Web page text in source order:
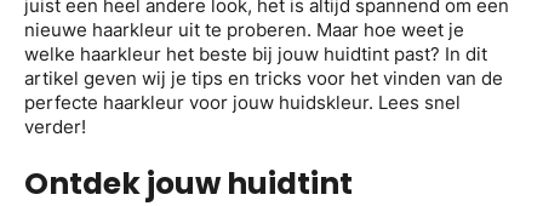
juist een heel andere look, het is altijd spannend om een
nieuwe haarkleur uit te proberen. Maar hoe weet je
welke haarkleur het beste bij jouw huidtint past? In dit
artikel geven wij je tips en tricks voor het vinden van de
perfecte haarkleur voor jouw huidskleur. Lees snel
verder!
Ontdek jouw huidtint